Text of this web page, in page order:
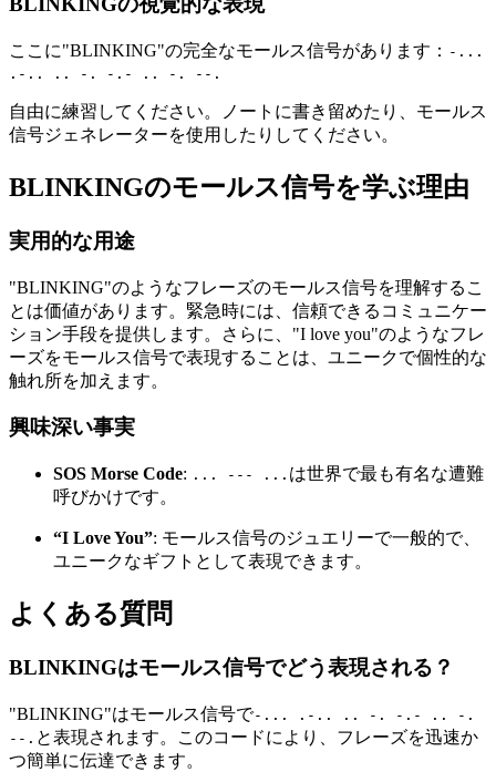
ここに"BLINKING"の完全なモールス信号があります： -...
.-.. .. -. -.- .. -. --.
自由に練習してください。ノートに書き留めたり、モールス
信号ジェネレーターを使用したりしてください。
BLINKINGのモールス信号を学ぶ理由
実用的な用途
"BLINKING"のようなフレーズのモールス信号を理解するこ
とは価値があります。緊急時には、信頼できるコミュニケー
ション手段を提供します。さらに、"I love you"のようなフレ
ーズをモールス信号で表現することは、ユニークで個性的な
触れ所を加えます。
興味深い事実
SOS Morse Code: ... --- ... は世界で最も有名な遭難
呼びかけです。
“I Love You”: モールス信号のジュエリーで一般的で、
ユニークなギフトとして表現できます。
よくある質問
BLINKINGはモールス信号でどう表現される？
"BLINKING"はモールス信号で-... .-.. .. -. -.- .. -.
--. と表現されます。このコードにより、フレーズを迅速か
つ簡単に伝達できます。